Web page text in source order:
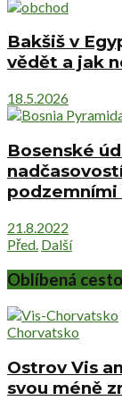
Bakšiš v
vědět a jak
18.5.2026
Bosenské
21.8.2022
Před. Další
Oblíbená
Chorvatsko
Ostrov Vis
svou méně